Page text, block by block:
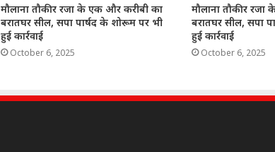
मौलाना तौकीर रजा के एक और करीबी का
बरातघर सील, सपा पार्षद के शोरूम पर भी
हुई कार्रवाई
October 6, 2025
मौलाना तौकीर
बरातघर सील, सपा
हुई कार्रवाई
October 6, 2025